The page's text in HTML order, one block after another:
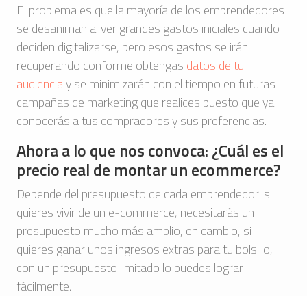
El problema es que la mayoría de los emprendedores
se desaniman al ver grandes gastos iniciales cuando
deciden digitalizarse, pero esos gastos se irán
recuperando conforme obtengas datos de tu
audienciay se minimizarán con el tiempo en futuras
campañas de marketing que realices puesto que ya
conocerás a tus compradores y sus preferencias.
Ahora a lo que nos convoca: ¿Cuál es el
precio real de montar un ecommerce?
Depende del presupuesto de cada emprendedor: si
quieres vivir de un e-commerce, necesitarás un
presupuesto mucho más amplio, en cambio, si
quieres ganar unos ingresos extras para tu bolsillo,
con un presupuesto limitado lo puedes lograr
fácilmente.